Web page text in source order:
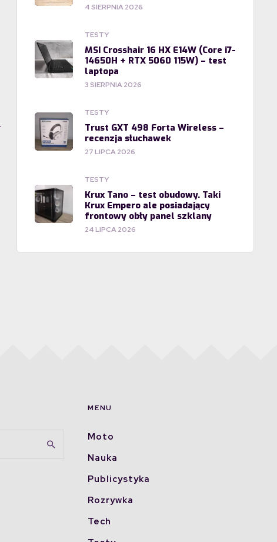
4 SIERPNIA 2026
TESTY
MSI Crosshair 16 HX E14W (Core i7-
14650H + RTX 5060 115W) – test
laptopa
3 SIERPNIA 2026
TESTY
Trust GXT 498 Forta Wireless –
recenzja słuchawek
27 LIPCA 2026
TESTY
Krux Tano – test obudowy. Taki
Krux Empero ale posiadający
frontowy obły panel szklany
24 LIPCA 2026
MENU
Moto
Nauka
Publicystyka
Rozrywka
Tech